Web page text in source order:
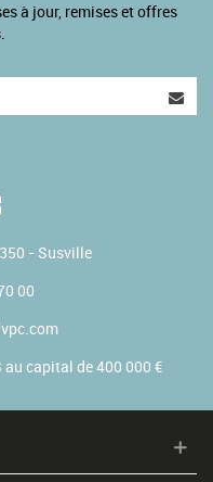
à jour, remises et offres
- Susville
00
au capital de 400 000 €